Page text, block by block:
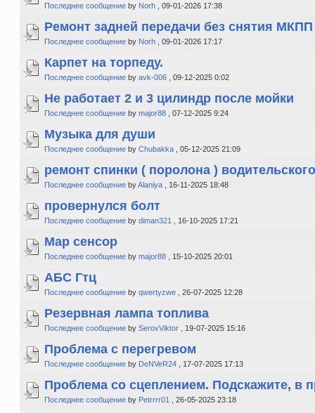
Последнее сообщениеby Norh, 09-01-2026 17:38
Ремонт задней передачи без снятия
Последнее сообщениеby Norh, 09-01-2026 17:17
Карпет на торпеду.
Последнее сообщениеby avk-006, 09-12-2025 0:02
Не работает 2 и 3 цилиндр после мойки
Последнее сообщениеby major88, 07-12-2025 9:24
Музыка для души
Последнее сообщениеby Chubakka, 05-12-2025 21:09
ремонт спинки ( поролона )
Последнее сообщениеbyAlaniya, 16-11-2025 18:48
провернулся болт
Последнее сообщениеby diman321 , 16-10-2025 17:21
Мар сенсор
Последнее сообщениеby major88, 15-10-2025 20:01
АБС Гтц
Последнее сообщениеby qwertyzwe, 26-07-2025 12:28
Резервная лампа топлива
Последнее сообщениеby SerovViktor, 19-07-2025 15:16
Проблема с перегревом
Последнее сообщениеby DeNVeR24, 17-07-2025 17:13
Проблема со сцеплением. Подскажите, в
Последнее сообщениеby Petrrrr01 , 26-05-2025 23:18